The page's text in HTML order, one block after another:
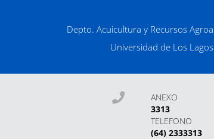
Depto. Acuicultura y Recursos
Universidad de Los Lagos
ANEXO
3313
TELEFONO
(64) 2333313